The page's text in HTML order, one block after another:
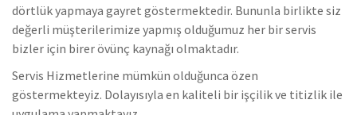
dörtlük yapmaya gayret göstermektedir. Bununla birlikte siz
değerli müşterilerimize yapmış olduğumuz her bir servis
bizler için birer övünç kaynağı olmaktadır.
Servis Hizmetlerine mümkün olduğunca özen
göstermekteyiz. Dolayısıyla en kaliteli bir işçilik ve titizlik ile